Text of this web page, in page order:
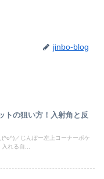
jinbo-blog
トの狙い方！入射角と反
／じんぼー左上コーナーポケ
入れる自...